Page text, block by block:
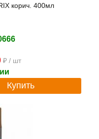
корич. 400мл
₽ / шт
Купить